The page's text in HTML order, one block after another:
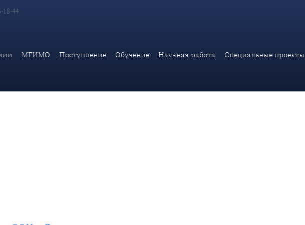
18-44
МГИМО Поступление Обучение Научная работа Специальные проекты
ООН в Ливане